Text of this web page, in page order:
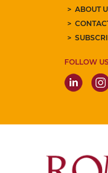
ABOUT
FOLLOW